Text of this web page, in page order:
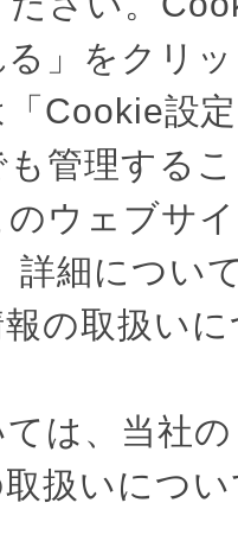
ビデオプレーヤーを起
（ビ
ビデオの一覧画面が表示され
一覧表示は、
（メニュー
できます。
削除するビデオを選ぶ
る」をクリ
Cookie設
管理する
のウェブサ
詳細につい
の取扱い
ては、当社
扱いにつ